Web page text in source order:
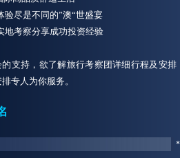
验尽是不同的”澳“世盛宴
地考察分享成功投资经验
支持，欲了解旅行考察团详细行程及安排
专人为你服务。
*